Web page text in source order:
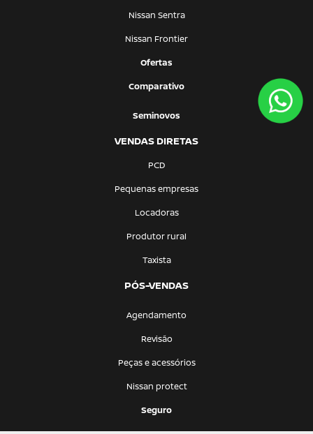
Nissan Sentra
Nissan Frontier
Ofertas
Comparativo
Seminovos
VENDAS DIRETAS
PCD
Pequenas empresas
Locadoras
Produtor rural
Taxista
PÓS-VENDAS
Agendamento
Revisão
Peças e acessórios
Nissan protect
Seguro